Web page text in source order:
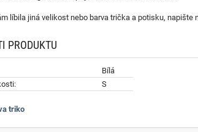
líbila jiná velikost nebo barva trička a potisku, napište
PRODUKTU
Bílá
S
triko